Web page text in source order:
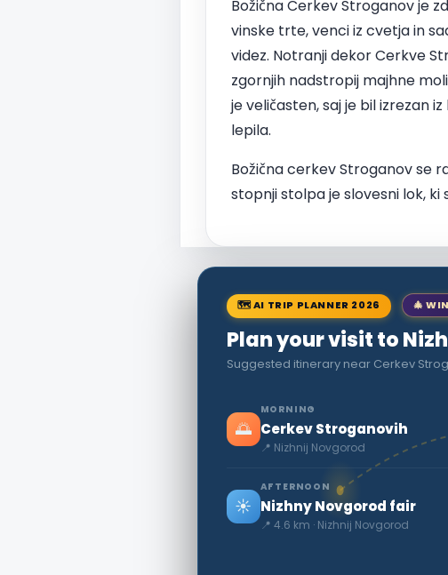
Božična Cerkev Stroganov je
vinske trte, venci iz cvetja in
videz. Notranji dekor Cerkve
zgornjih nadstropij majhne
je veličasten, saj je bil izrezan
lepila.
Božična cerkev Stroganov se
stopnji stolpa je slovesni lok,
🗺 AI TRIP PLANNER 2026 🎄
Plan your visit to
Suggested itinerary near Cerkev
🌅
MORNING
Cerkev Stroganovih
📍 Nizhnij Novgorod
☀️
AFTERNOON
Nizhny Novgorod fair
📍 4.6 km · Nizhnij Novgorod